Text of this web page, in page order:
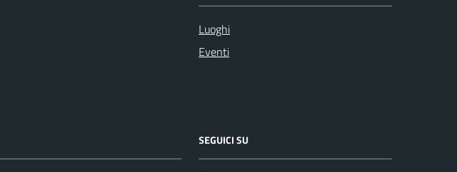
Luoghi
Eventi
SEGUICI SU